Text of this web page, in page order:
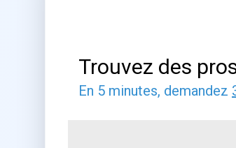
Trouvez des
En 5 minutes, demandez